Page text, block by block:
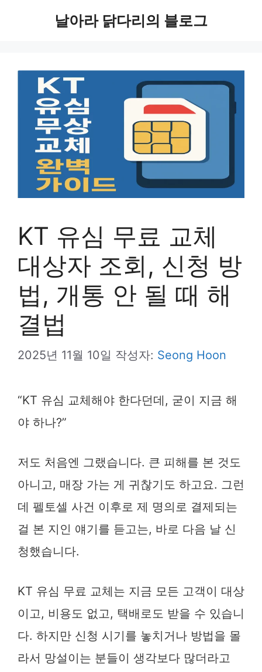
날아라 닭다리의 블로그
KT 유심 무료 교체
대상자 조회, 신청 방
법, 개통 안 될 때 해
결법
2025년 11월 10일 작성자: Seong Hoon
“KT 유심 교체해야 한다던데, 굳이 지금 해
야 하나?”
저도 처음엔 그랬습니다. 큰 피해를 본 것도
아니고, 매장 가는 게 귀찮기도 하고요. 그런
데 펠토셀 사건 이후로 제 명의로 결제되는
걸 본 지인 얘기를 듣고는, 바로 다음 날 신
청했습니다.
KT 유심 무료 교체는 지금 모든 고객이 대상
이고, 비용도 없고, 택배로도 받을 수 있습니
다. 하지만 신청 시기를 놓치거나 방법을 몰
라서 망설이는 분들이 생각보다 많더라고